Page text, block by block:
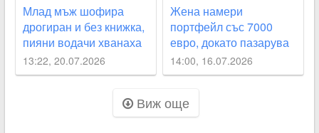
Млад мъж шофира
дрогиран и без книжка,
пияни водачи хванаха
край Асеновград и в
Белозем
13:22, 20.07.2026
Жена намери
портфейл със 7000
евро, докато пазарува
в Раковски
14:00, 16.07.2026
Виж още